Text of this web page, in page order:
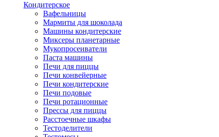
Кондитерское
Вафельницы
Мармиты для шоколада
Машины кондитерские
Миксеры планетарные
Мукопросеиватели
Паста машины
Печи для пиццы
Печи конвейерные
Печи кондитерские
Печи подовые
Печи ротационные
Прессы для пиццы
Расстоечные шкафы
Тестоделители